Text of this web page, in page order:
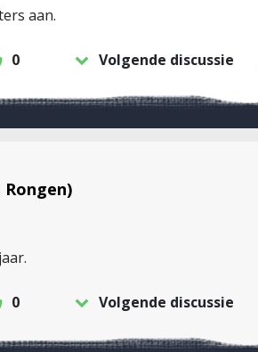
aan.
0 Volgende discussie
Rongen)
0 Volgende discussie